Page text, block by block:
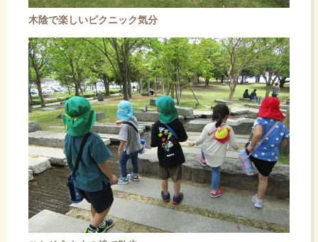
木陰で楽しいピクニック気分